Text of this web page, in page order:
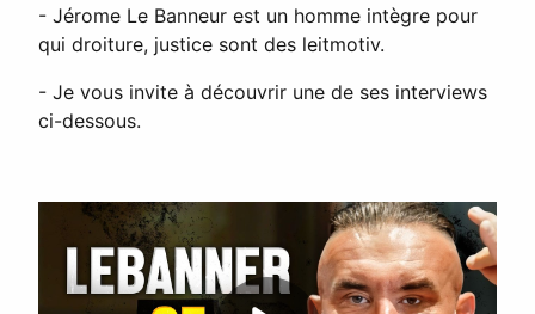
- Jérome Le Banneur est un homme intègre pour
qui droiture, justice sont des leitmotiv.
- Je vous invite à découvrir une de ses interviews
ci-dessous.